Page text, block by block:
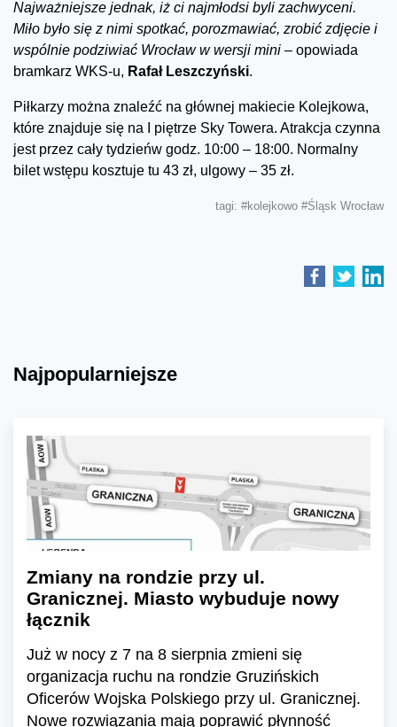
Najważniejsze jednak, iż ci najmłodsi byli zachwyceni.
Miło było się z nimi spotkać, porozmawiać, zrobić zdjęcie i
wspólnie podziwiać Wrocław w wersji mini – opowiada
bramkarz WKS-u, Rafał Leszczyński.
Piłkarzy można znaleźć na głównej makiecie Kolejkowa,
które znajduje się na I piętrze Sky Towera. Atrakcja czynna
jest przez cały tydzieńw godz. 10:00 – 18:00. Normalny
bilet wstępu kosztuje tu 43 zł, ulgowy – 35 zł.
tagi: #kolejkowo #Śląsk Wrocław
Najpopularniejsze
Zmiany na rondzie przy ul.
Granicznej. Miasto wybuduje nowy
łącznik
Już w nocy z 7 na 8 sierpnia zmieni się
organizacja ruchu na rondzie Gruzińskich
Oficerów Wojska Polskiego przy ul. Granicznej.
Nowe rozwiązania mają poprawić płynność